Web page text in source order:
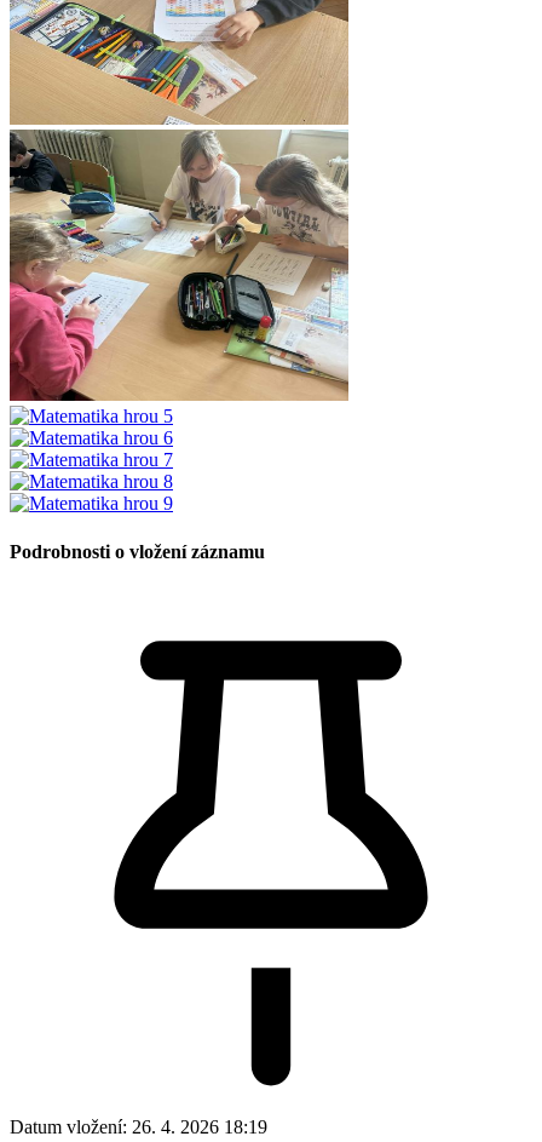
Podrobnosti o vložení záznamu
Datum vložení: 26. 4. 2026 18:19